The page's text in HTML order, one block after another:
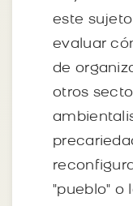
este
evaluar
de
otros
"pueblo" o